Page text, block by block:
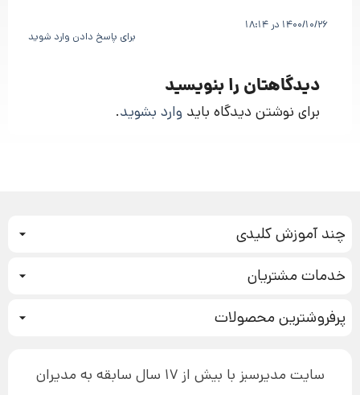
1400/10/26 در 18:14
برای پاسخ دادن وارد شوید
دیدگاهتان را بنویسید
برای نوشتن دیدگاه باید وارد بشوید.
چند آموزش کلیدی
بازاریابی عصبی
تبلیغ نویسی
افزایش عملکرد
چگونه کتاب بنویسیم
خدمات مشتریان
آموزش دسترسی به دانلود فایل‌ها
پیگیری سفارش
پرفروشترین محصولاتدوره جدید سیستم سازی
سایت مدیرسبز با بیش از 17 سال سابقه به مدیران